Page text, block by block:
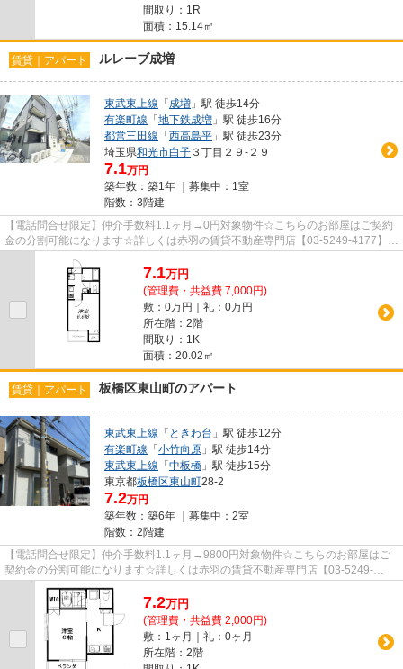
間取り：1R
面積：15.14㎡
賃貸｜アパート ルレーブ成増
東武東上線 「成増 」駅 徒歩14分
有楽町線 「地下鉄成増 」駅 徒歩16分
都営三田線 「西高島平 」駅 徒歩23分
埼玉県和光市白子 ３丁目２９-２９
7.1万円
築年数：築1年 ｜募集中： 1室
階数：3階建
【電話問合せ限定】仲介手数料1.1ヶ月→0円対象物件☆こちらのお部屋はご契約
金の分割可能になります☆詳しくは赤羽の賃貸不動産専門店【03-5249-4177】
VISION赤羽店までご連絡下さい！！
7.1万円
(管理費・共益費 7,000円)
敷：0万円｜礼：0万円
所在階：2階
間取り：1K
面積：20.02㎡
賃貸｜アパート 板橋区東山町のアパート
東武東上線 「 ときわ台 」駅 徒歩12分
有楽町線 「小竹向原 」駅 徒歩14分
東武東上線 「中板橋 」駅 徒歩15分
東京都板橋区東山町28-2
7.2万円
築年数：築6年 ｜募集中： 2室
階数：2階建
【電話問合せ限定】仲介手数料1.1ヶ月→9800円対象物件☆こちらのお部屋はご
契約金の分割可能になります☆詳しくは赤羽の賃貸不動産専門店【03-5249-
4177】VISION赤羽店までご連絡下さい！！
7.2万円
(管理費・共益費 2,000円)
敷：1ヶ月｜礼：0ヶ月
所在階：2階